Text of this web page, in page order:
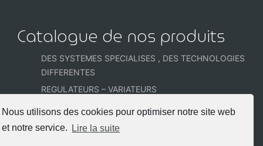
Nous utilisons des cookies pour optimiser notre site web
et notre service.
Lire la suite
Catalogue de nos produits
DES SYSTEMES SPECIALISES , DES TECHNOLOGIES
DIFFERENTES
REGULATEURS – VARIATEURS
CELLULES et SONDES PHOTOMETRIQUES
COFFRETS et ARMOIRES PRECABLEES